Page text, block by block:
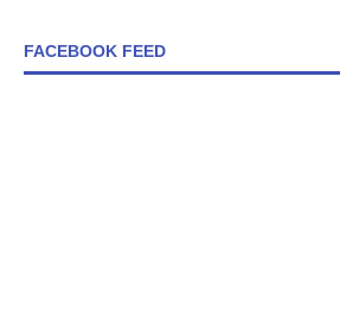
FACEBOOK FEED